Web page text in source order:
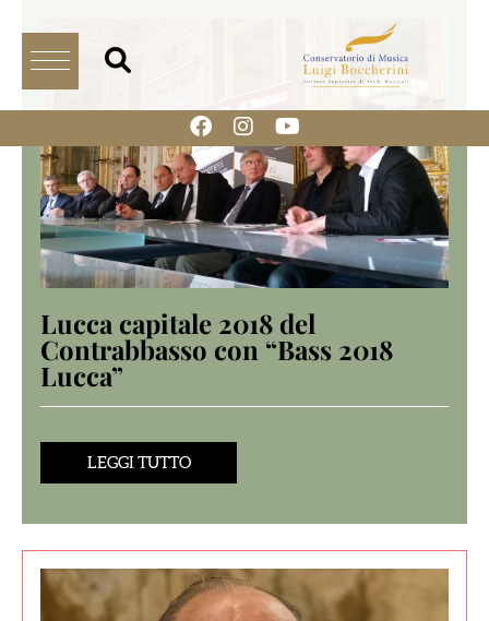
Lucca capitale 2018 del
Contrabbasso con “Bass 2018
Lucca”
LEGGI TUTTO